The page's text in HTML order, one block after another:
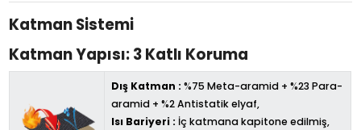
Katman Sistemi
Katman Yapısı: 3 Katlı Koruma
Dış Katman : %75 Meta-aramid + %23 Para-
aramid + %2 Antistatik elyaf,
Isı Bariyeri : İç katmana kapitone edilmiş,